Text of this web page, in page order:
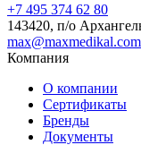
+7 495 374 62 80
143420, п/о
max@maxmedikal.com
Компания
О компании
Сертификаты
Бренды
Документы